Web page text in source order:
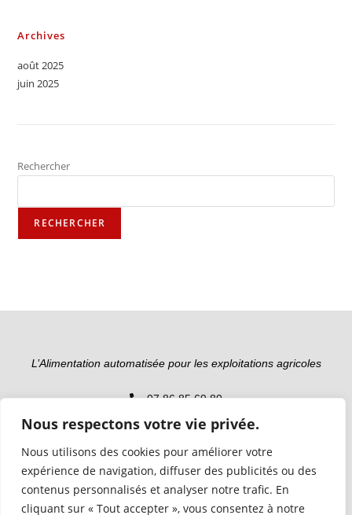
Nous respectons votre vie privée.
Nous utilisons des cookies pour améliorer votre
expérience de navigation, diffuser des publicités ou des
contenus personnalisés et analyser notre trafic. En
cliquant sur « Tout accepter », vous consentez à notre
Archives
août 2025
juin 2025
Rechercher
RECHERCHER
L’Alimentation automatisée pour les exploitations agricoles
07 86 85 69 80
commercial@t2aequipement.fr
226 rue du Puech de Grèzes, 12510 Druelle-Balsac